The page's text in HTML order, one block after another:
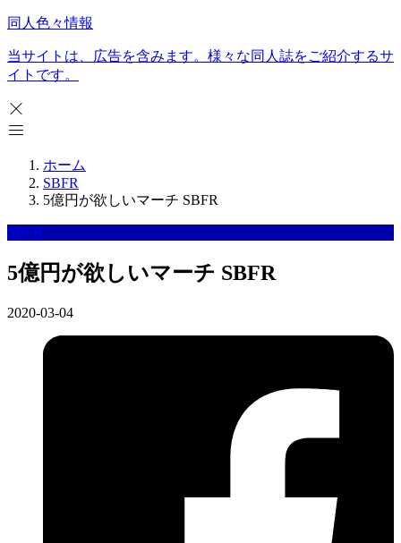
同人色々情報
当サイトは、広告を含みます。様々な同人誌をご紹介するサ
イトです。
ホーム
SBFR
5億円が欲しいマーチ SBFR
SBFR
5億円が欲しいマーチ SBFR
2020-03-04